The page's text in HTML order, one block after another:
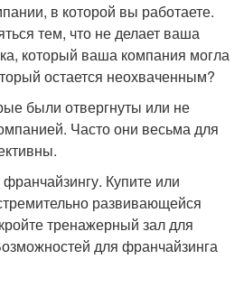
в которой вы работаете.
тем, что не делает ваша
который ваша компания могла
остается неохваченным?
были отвергнуты или не
Часто они весьма для
Купите или
развивающейся
тренажерный зал для
для франчайзинга